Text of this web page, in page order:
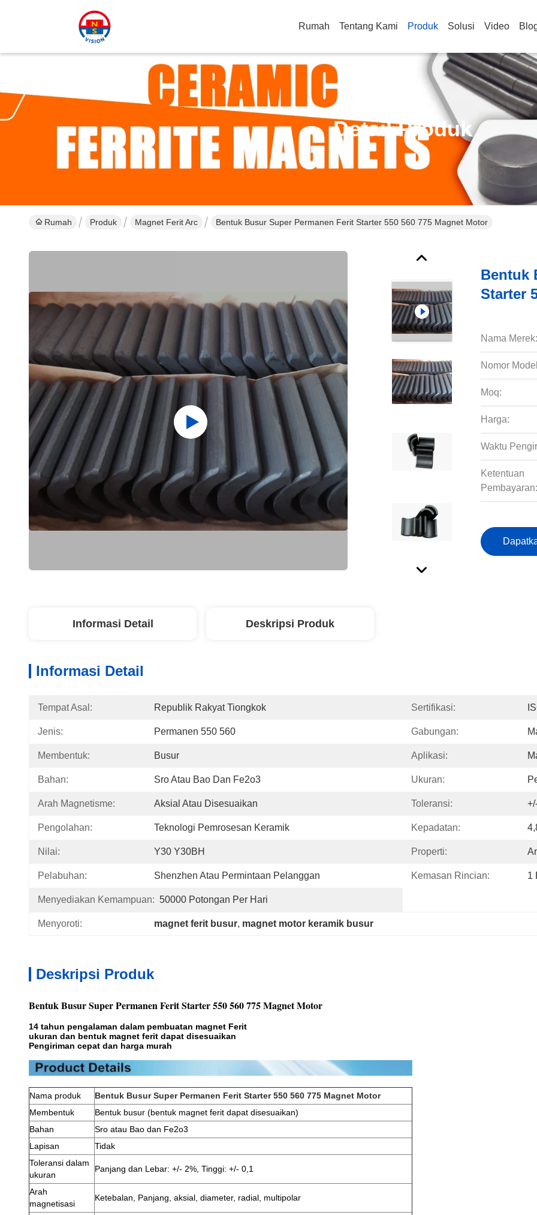
Rumah Tentang Kami Produk Solusi Video
Detail Produk
Rumah Produk Magnet Ferit Arc Bentuk Busur Super Permanen Ferit Starter 550 560 775 Magnet Motor
Bentuk
Starter
Nama Merek:
Nomor
Moq:
Harga:
Waktu
Ketentuan
Pembayaran:
Informasi Detail Deskripsi Produk
Informasi Detail
Tempat Asal: Republik Rakyat Tiongkok Sertifikasi:
Jenis: Permanen 550 560 Gabungan:
Membentuk: Busur Aplikasi:
Bahan: Sro Atau Bao Dan Fe2o3 Ukuran:
Arah Magnetisme: Aksial Atau Disesuaikan Toleransi:
Pengolahan: Teknologi Pemrosesan Keramik Kepadatan:
Nilai: Y30 Y30BH Properti:
Pelabuhan: Shenzhen Atau Permintaan Pelanggan Kemasan Rincian: 1
Menyediakan Kemampuan: 50000 Potongan Per Hari
Menyoroti: magnet ferit busur, magnet motor keramik busur
Deskripsi Produk
Bentuk Busur Super Permanen Ferit Starter 550 560 775 Magnet Motor
14 tahun pengalaman dalam pembuatan magnet Ferit
ukuran dan bentuk magnet ferit dapat disesuaikan
Pengiriman cepat dan harga murah
Nama produk
Bentuk Busur Super Permanen Ferit Starter 550 560 775 Magnet Motor
Membentuk
Bentuk busur (bentuk magnet ferit dapat disesuaikan)
Bahan
Sro atau Bao dan Fe2o3
Lapisan
Tidak
Toleransi dalam
ukuran
Panjang dan Lebar: +/- 2%, Tinggi: +/- 0,1
Arah
magnetisasi
Ketebalan, Panjang, aksial, diameter, radial, multipolar